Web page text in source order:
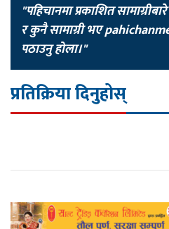
"पहिचानमा प्रकाशित
र कुनै सामाग्री भए
पठाउनु होला।"
प्रतिक्रिया दिनुहोस्